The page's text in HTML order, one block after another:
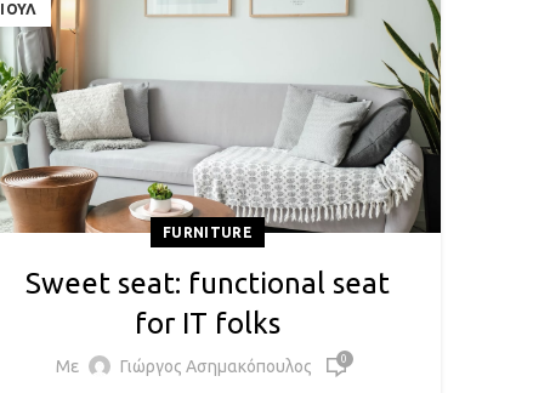
ΙΟΎΛ
FURNITURE
Sweet seat: functional seat
for IT folks
Με Γιώργος Ασημακόπουλος 0